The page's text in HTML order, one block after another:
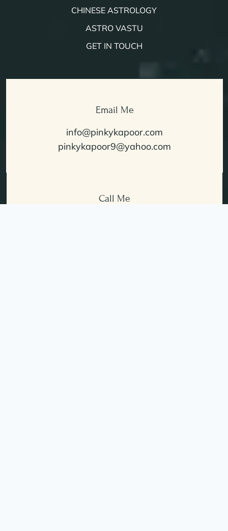
CHINESE ASTROLOGY
ASTRO VASTU
GET IN TOUCH
Email Me
info@pinkykapoor.com
pinkykapoor9@yahoo.com
Call Me